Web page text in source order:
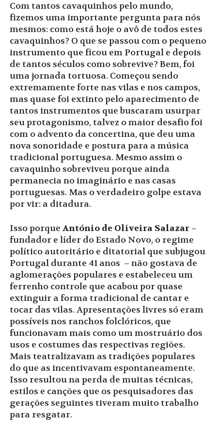
Com tantos cavaquinhos pelo mundo,
fizemos uma importante pergunta para nós
mesmos: como está hoje o avô de todos estes
cavaquinhos? O que se passou com o pequeno
instrumento que ficou em Portugal e depois
de tantos séculos como sobrevive? Bem, foi
uma jornada tortuosa. Começou sendo
extremamente forte nas vilas e nos campos,
mas quase foi extinto pelo aparecimento de
tantos instrumentos que buscaram usurpar
seu protagonismo, talvez o maior desafio foi
com o advento da concertina, que deu uma
nova sonoridade e postura para a música
tradicional portuguesa. Mesmo assim o
cavaquinho sobreviveu porque ainda
permanecia no imaginário e nas casas
portuguesas. Mas o verdadeiro golpe estava
por vir: a ditadura.
Isso porque António de Oliveira Salazar –
fundador e líder do Estado Novo, o regime
político autoritário e ditatorial que subjugou
Portugal durante 41 anos – não gostava de
aglomerações populares e estabeleceu um
ferrenho controle que acabou por quase
extinguir a forma tradicional de cantar e
tocar das vilas. Apresentações livres só eram
possíveis nos ranchos folclóricos, que
funcionavam mais como um mostruário dos
usos e costumes das respectivas regiões.
Mais teatralizavam as tradições populares
do que as incentivavam espontaneamente.
Isso resultou na perda de muitas técnicas,
estilos e canções que os pesquisadores das
gerações seguintes tiveram muito trabalho
para resgatar.